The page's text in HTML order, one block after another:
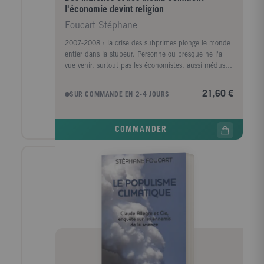
menacée de disparition . Au risque de démobiliser
d'abandonner toute éthique scientifique. Cet ouvrage
a originellement paru chez Denoel en 2010 sous le
titre Le populisme climatique. Enquete sur Claude
Allègre et les ennemis de la science .
l'économie devint religion
Foucart Stéphane
2007-2008 : la crise des subprimes plonge le monde
entier dans la stupeur. Personne ou presque ne l'a
vue venir, surtout pas les économistes, aussi médusés
confrontés à l'incurie de ses oracles. L'économie
n'est-elle pas une science infaillible ? S'apparenterait-
avoir pris la place du sacré. Ce culte a pour valeurs
idéal l'équilibre et pour credo l'infinitude du monde
physique - condition sine qua non à la satisfaction de
l'appétit insatiable des Marchés. Il a ses Bourses,
semblables à des temples gréco-romains, et dont les
indices reflètent l'humeur des dieux. Il a ses rites de
consommation et leur calendrier, de Noël aux soldes.
Il a son clergé, le monde de la finance, et ses
archiprêtres, les grands banquiers centraux qui
chuchotent à l'oreille des Marchés. Eux seuls sont
capables d'apaiser la voracité des Dieux, faisant au
SUR COMMANDE EN 2-4 JOURS 21,60 €
COMMANDER